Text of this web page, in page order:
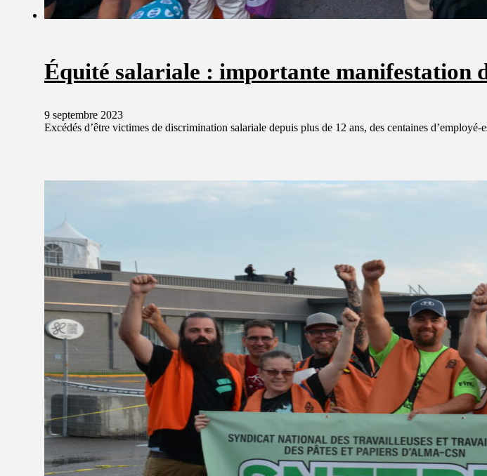
Équité salariale : importante manifestation
9 septembre 2023
Excédés d’être victimes de discrimination salariale depuis plus de 12 ans, des centaines